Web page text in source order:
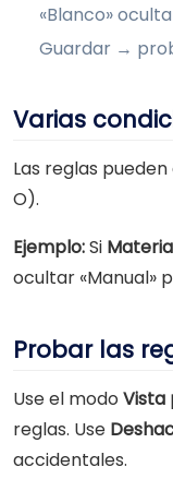
«Blanco»
Guardar →
Varias
Las reglas
O).
Ejemplo:Si
ocultar «Manual»
Probar las
Use el modo Vista
reglas. Use
accidentales.